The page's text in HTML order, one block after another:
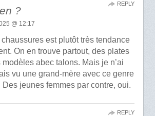
?
@ 12:17
est plutôt très tendance
On en trouve partout, des plates
abec talons. Mais je n’ai
vu une grand-mère avec ce genre
Des jeunes femmes par contre, oui.
REPLY
REPLY